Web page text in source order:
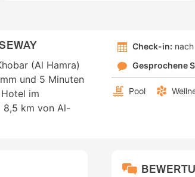
(Al Hamra)
und 5 Minuten
im
8,5 km von Al-
Check-in:
Gesprochene
Pool